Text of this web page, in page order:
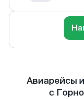
Авиарейсы
с